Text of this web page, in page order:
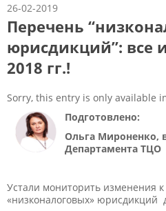
26-02-2019
Перечень
юрисдикций”: все
2018 гг.!
Sorry, this entry is only available
Подготовлено:
Ольга Мироненко,
Департамента ТЦО
Устали мониторить изменения
«низконалоговых» юрисдикций